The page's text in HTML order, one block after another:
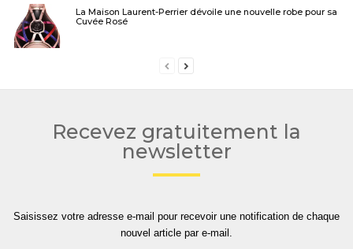
La Maison Laurent-Perrier dévoile une nouvelle robe pour sa
Cuvée Rosé
Recevez gratuitement la
newsletter
Saisissez votre adresse e-mail pour recevoir une notification de chaque
nouvel article par e-mail.